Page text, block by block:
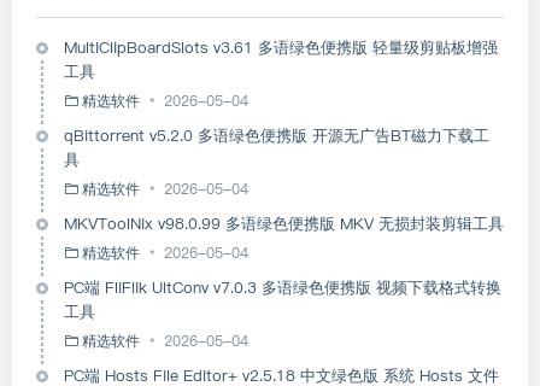
MultiClipBoardSlots v3.61 多语绿色便携版 轻量级剪贴板增强
工具
精选软件 2026-05-04
qBittorrent v5.2.0 多语绿色便携版 开源无广告BT磁力下载工
具
精选软件 2026-05-04
MKVToolNix v98.0.99 多语绿色便携版 MKV 无损封装剪辑工具
精选软件 2026-05-04
PC端 FliFlik UltConv v7.0.3 多语绿色便携版 视频下载格式转换
工具
精选软件 2026-05-04
PC端 Hosts File Editor+ v2.5.18 中文绿色版 系统 Hosts 文件